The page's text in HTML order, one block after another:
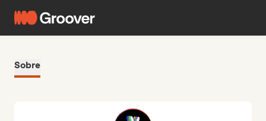
Sobre